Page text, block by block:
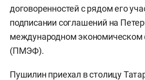
договоренностей с рядом его
подписании соглашений на
международном экономическом
(ПМЭФ).
Пушилин приехал в столицу